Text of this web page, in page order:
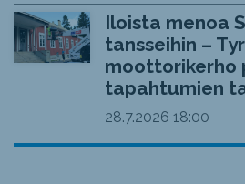
Iloista menoa
tansseihin –
moottorikerho
tapahtumien
28.7.2026 18:00